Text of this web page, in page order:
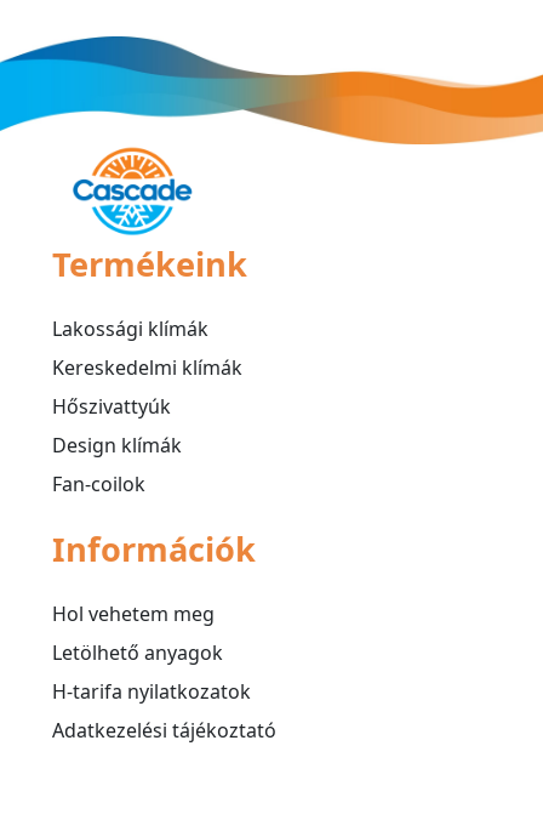
Termékeink
Lakossági klímák
Kereskedelmi klímák
Hőszivattyúk
Design klímák
Fan-coilok
Információk
Hol vehetem meg
Letölhető anyagok
H-tarifa nyilatkozatok
Adatkezelési tájékoztató